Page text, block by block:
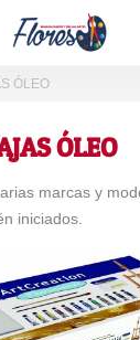
ÓLEO
ÓLEO
marcas y
iniciados.